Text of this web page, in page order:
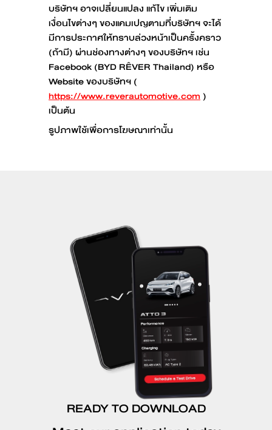
บริษัทฯ อาจเปลี่ยนแปลง แก้ไข เพิ่มเติม
เงื่อนไขต่างๆ ของแคมเปญตามที่บริษัทฯ จะได้
มีการประกาศให้ทราบล่วงหน้าเป็นครั้งคราว
(ถ้ามี) ผ่านช่องทางต่างๆ ของบริษัทฯ เช่น
Facebook (BYD RÊVER Thailand) หรือ
Website ของบริษัทฯ (
https://www.reverautomotive.com)
เป็นต้น
รูปภาพใช้เพื่อการโฆษณาเท่านั้น
READY TO DOWNLOAD